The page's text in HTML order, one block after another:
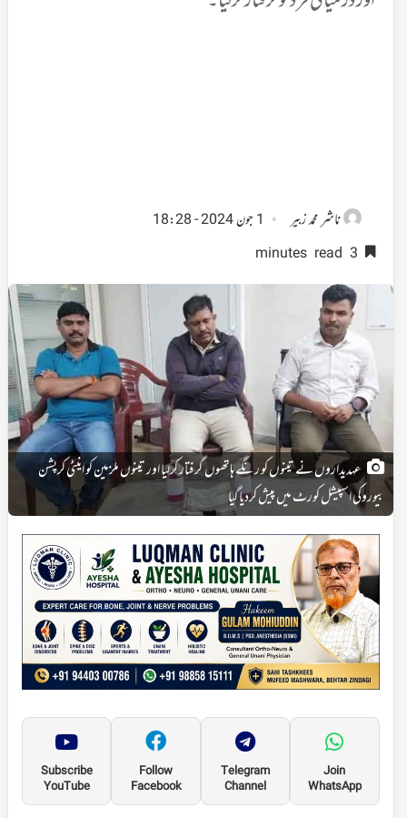
ناشرمحمد زبیر
1 جون 2024 - 18:28
عہدیداروں نے تینوں کو رنگے ہاتھوں گرفتار کرلیا اور تینوں ملزمین کو اینٹی کرپشن
بیوروکی اسپیشل کورٹ میں پیش کردیاگیا
Join
WhatsApp
Telegram
Channel
Follow
Facebook
Subscribe
YouTube